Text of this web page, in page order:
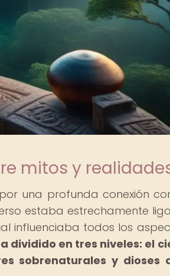
mitos y
una profunda conexión
estaba estrechamente
influenciaba todos los
dividido en tres niveles: el
sobrenaturales y dioses